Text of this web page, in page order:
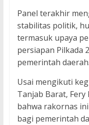
Panel terakhir
stabilitas politik,
termasuk upaya
persiapan Pilkada
pemerintah daerah.
Usai mengikuti
Tanjab Barat, Fery
bahwa rakornas
bagi pemerintah